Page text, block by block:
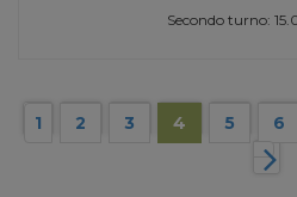
Secondo turno:
1 2 3 4 5 6